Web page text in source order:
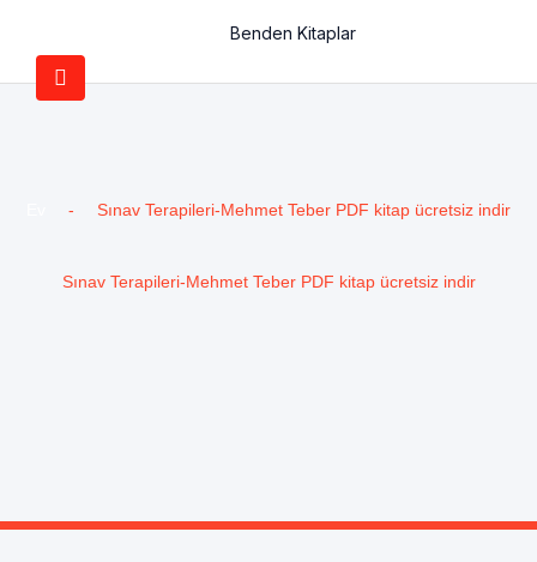
Benden Kitaplar
- Sınav Terapileri-Mehmet Teber PDF kitap ücretsiz indir
Sınav Terapileri-Mehmet Teber PDF kitap ücretsiz indir